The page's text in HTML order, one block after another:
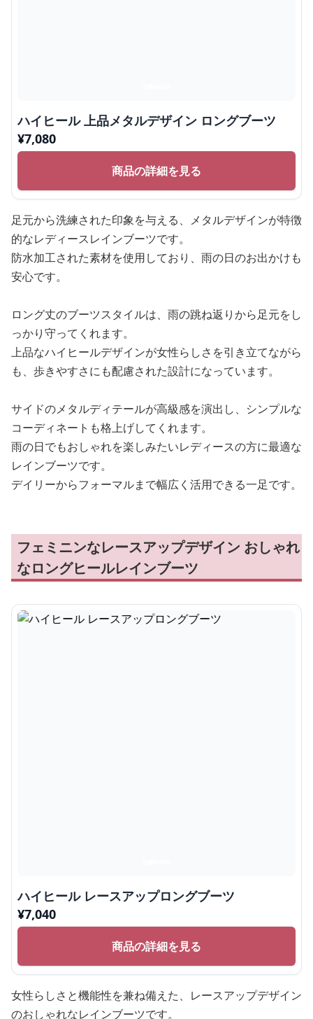
ハイヒール 上品メタルデザイン ロングブーツ
¥7,080
商品の詳細を見る
足元から洗練された印象を与える、メタルデザインが特徴
的なレディースレインブーツです。
防水加工された素材を使用しており、雨の日のお出かけも
安心です。
ロング丈のブーツスタイルは、雨の跳ね返りから足元をし
っかり守ってくれます。
上品なハイヒールデザインが女性らしさを引き立てながら
も、歩きやすさにも配慮された設計になっています。
サイドのメタルディテールが高級感を演出し、シンプルな
コーディネートも格上げしてくれます。
雨の日でもおしゃれを楽しみたいレディースの方に最適な
レインブーツです。
デイリーからフォーマルまで幅広く活用できる一足です。
フェミニンなレースアップデザイン おしゃれ
なロングヒールレインブーツ
ハイヒール レースアップロングブーツ
¥7,040
商品の詳細を見る
女性らしさと機能性を兼ね備えた、レースアップデザイン
のおしゃれなレインブーツです。